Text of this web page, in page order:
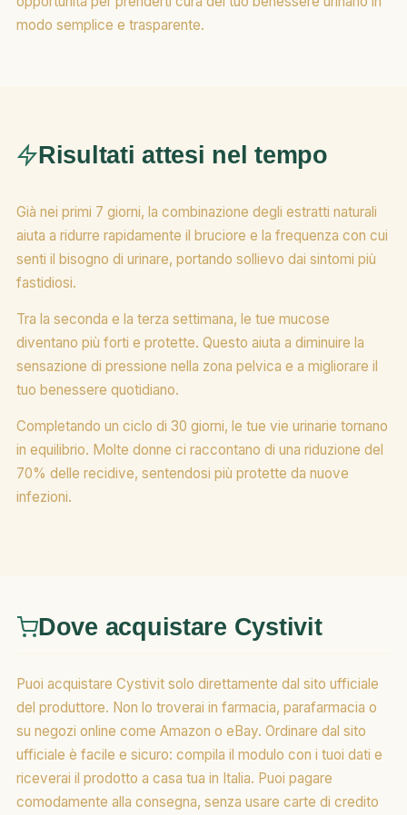
modo semplice e trasparente.
Risultati attesi nel tempo
Già nei primi 7 giorni, la combinazione degli estratti naturali
aiuta a ridurre rapidamente il bruciore e la frequenza con cui
senti il bisogno di urinare, portando sollievo dai sintomi più
fastidiosi.
Tra la seconda e la terza settimana, le tue mucose
diventano più forti e protette. Questo aiuta a diminuire la
sensazione di pressione nella zona pelvica e a migliorare il
tuo benessere quotidiano.
Completando un ciclo di 30 giorni, le tue vie urinarie tornano
in equilibrio. Molte donne ci raccontano di una riduzione del
70% delle recidive, sentendosi più protette da nuove
infezioni.
Dove acquistare Cystivit
Puoi acquistare Cystivit solo direttamente dal sito ufficiale
del produttore. Non lo troverai in farmacia, parafarmacia o
su negozi online come Amazon o eBay. Ordinare dal sito
ufficiale è facile e sicuro: compila il modulo con i tuoi dati e
riceverai il prodotto a casa tua in Italia. Puoi pagare
comodamente alla consegna, senza usare carte di credito